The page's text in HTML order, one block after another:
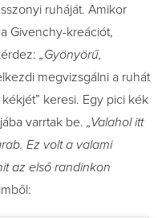
ruháját. Amikor
Givenchy-kreációt,
„Gyönyörű,
megvizsgálni a ruhát
keresi. Egy pici kék
varrtak be. „Valahol itt
Ez volt a valami
az első randinkon